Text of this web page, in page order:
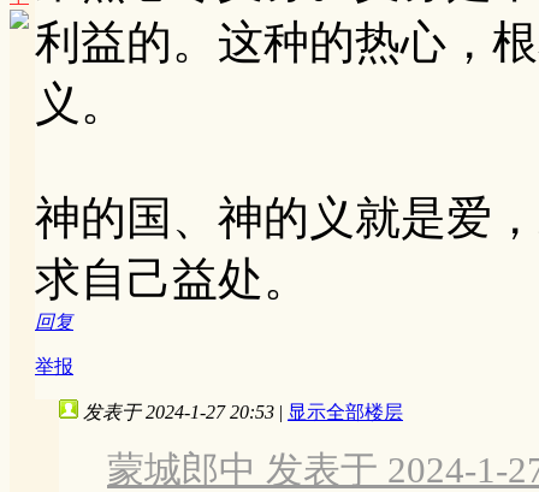
利益的。这种的热心，
义。
神的国、神的义就是爱
求自己益处。
回复
举报
发表于 2024-1-27 20:53 | 显示全部楼层
蒙城郎中 发表于 2024-1-